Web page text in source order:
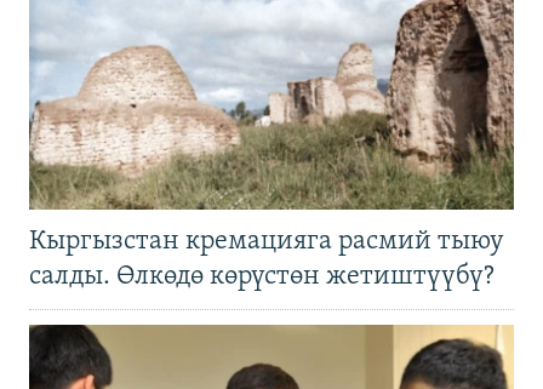
Кыргызстан кремацияга расмий тыюу
салды. Өлкөдө көрүстөн жетиштүүбү?